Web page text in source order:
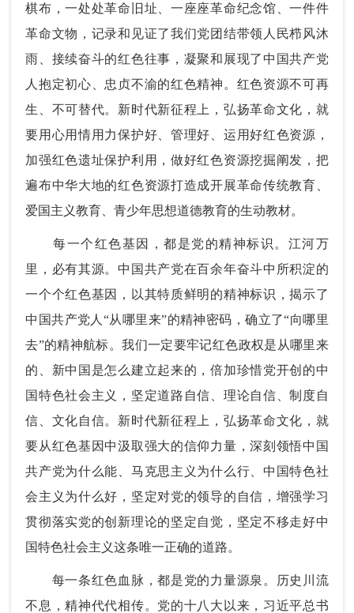
棋布，一处处革命旧址、一座座革命纪念馆、一件件
革命文物，记录和见证了我们党团结带领人民栉风沐
雨、接续奋斗的红色往事，凝聚和展现了中国共产党
人抱定初心、忠贞不渝的红色精神。红色资源不可再
生、不可替代。新时代新征程上，弘扬革命文化，就
要用心用情用力保护好、管理好、运用好红色资源，
加强红色遗址保护利用，做好红色资源挖掘阐发，把
遍布中华大地的红色资源打造成开展革命传统教育、
爱国主义教育、青少年思想道德教育的生动教材。
每一个红色基因，都是党的精神标识。江河万
里，必有其源。中国共产党在百余年奋斗中所积淀的
一个个红色基因，以其特质鲜明的精神标识，揭示了
中国共产党人“从哪里来”的精神密码，确立了“向哪里
去”的精神航标。我们一定要牢记红色政权是从哪里来
的、新中国是怎么建立起来的，倍加珍惜党开创的中
国特色社会主义，坚定道路自信、理论自信、制度自
信、文化自信。新时代新征程上，弘扬革命文化，就
要从红色基因中汲取强大的信仰力量，深刻领悟中国
共产党为什么能、马克思主义为什么行、中国特色社
会主义为什么好，坚定对党的领导的自信，增强学习
贯彻落实党的创新理论的坚定自觉，坚定不移走好中
国特色社会主义这条唯一正确的道路。
每一条红色血脉，都是党的力量源泉。历史川流
不息，精神代代相传。党的十八大以来，习近平总书